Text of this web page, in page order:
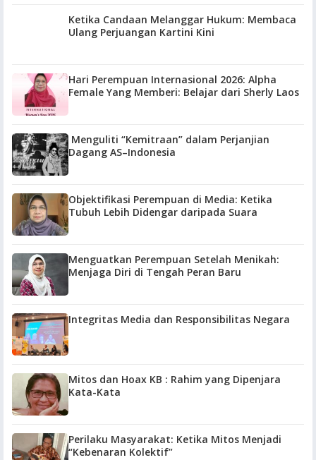
Ketika Candaan Melanggar Hukum: Membaca
Ulang Perjuangan Kartini Kini
Hari Perempuan Internasional 2026: Alpha
Female Yang Memberi: Belajar dari Sherly Laos
Menguliti “Kemitraan” dalam Perjanjian
Dagang AS–Indonesia
Objektifikasi Perempuan di Media: Ketika
Tubuh Lebih Didengar daripada Suara
Menguatkan Perempuan Setelah Menikah:
Menjaga Diri di Tengah Peran Baru
Integritas Media dan Responsibilitas Negara
Mitos dan Hoax KB : Rahim yang Dipenjara
Kata-Kata
Perilaku Masyarakat: Ketika Mitos Menjadi
“Kebenaran Kolektif”